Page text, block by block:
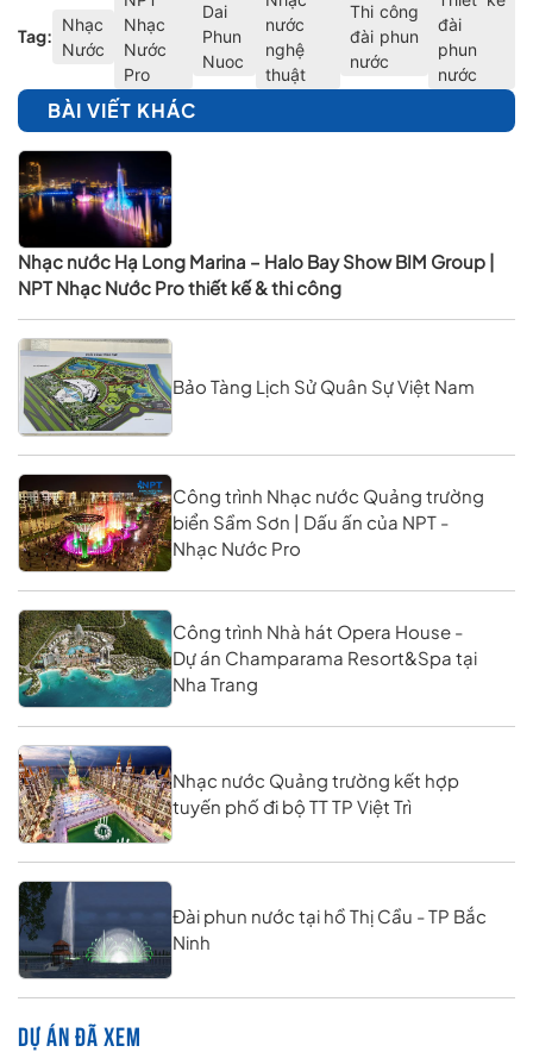
Tag:
Nhạc
Nước
Nhạc
Nước
Pro
Dai
Phun
Nuoc
nước
nghệ
thuật
Thi công
đài phun
nước
đài
phun
nước
BÀI VIẾT KHÁC
Nhạc nước Hạ Long Marina – Halo Bay Show BIM Group |
NPT Nhạc Nước Pro thiết kế & thi công
Bảo Tàng Lịch Sử Quân Sự Việt Nam
Công trình Nhạc nước Quảng trường
biển Sầm Sơn | Dấu ấn của NPT -
Nhạc Nước Pro
Công trình Nhà hát Opera House -
Dự án Champarama Resort&Spa tại
Nha Trang
Nhạc nước Quảng trường kết hợp
tuyến phố đi bộ TT TP Việt Trì
Đài phun nước tại hồ Thị Cầu - TP Bắc
Ninh
DỰ ÁN ĐÃ XEM